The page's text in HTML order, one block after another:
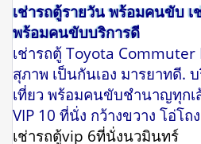
เช่ารถตู้รายวัน พร้อมคนขับ เ
พร้อมคนขับบริการดี
เช่ารถตู้ Toyota
สุภาพ เป็นกันเอง มารยาทดี.
เที่ยว พร้อมคนขับชำนาญทุกเ
VIP 10 ที่นั่ง กว้างขวาง โอ่โถง
เช่ารถตู้vip 6ที่นั่งนวมินทร์